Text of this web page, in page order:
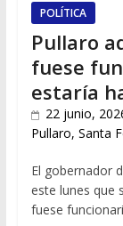
POLÍTICA
Pullaro
fuese
estaría
22 junio,
Pullaro, Santa
El gobernador
este lunes que
fuese